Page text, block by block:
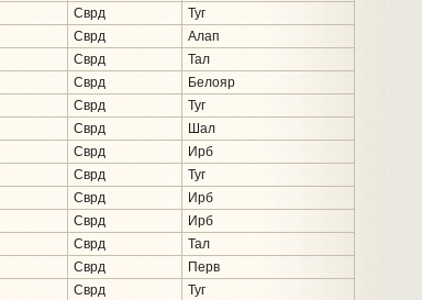
Сврд
Туг
Сврд
Алап
Сврд
Тал
Сврд
Белояр
Сврд
Туг
Сврд
Шал
Сврд
Ирб
Сврд
Туг
Сврд
Ирб
Сврд
Ирб
Сврд
Тал
Сврд
Перв
Сврд
Туг